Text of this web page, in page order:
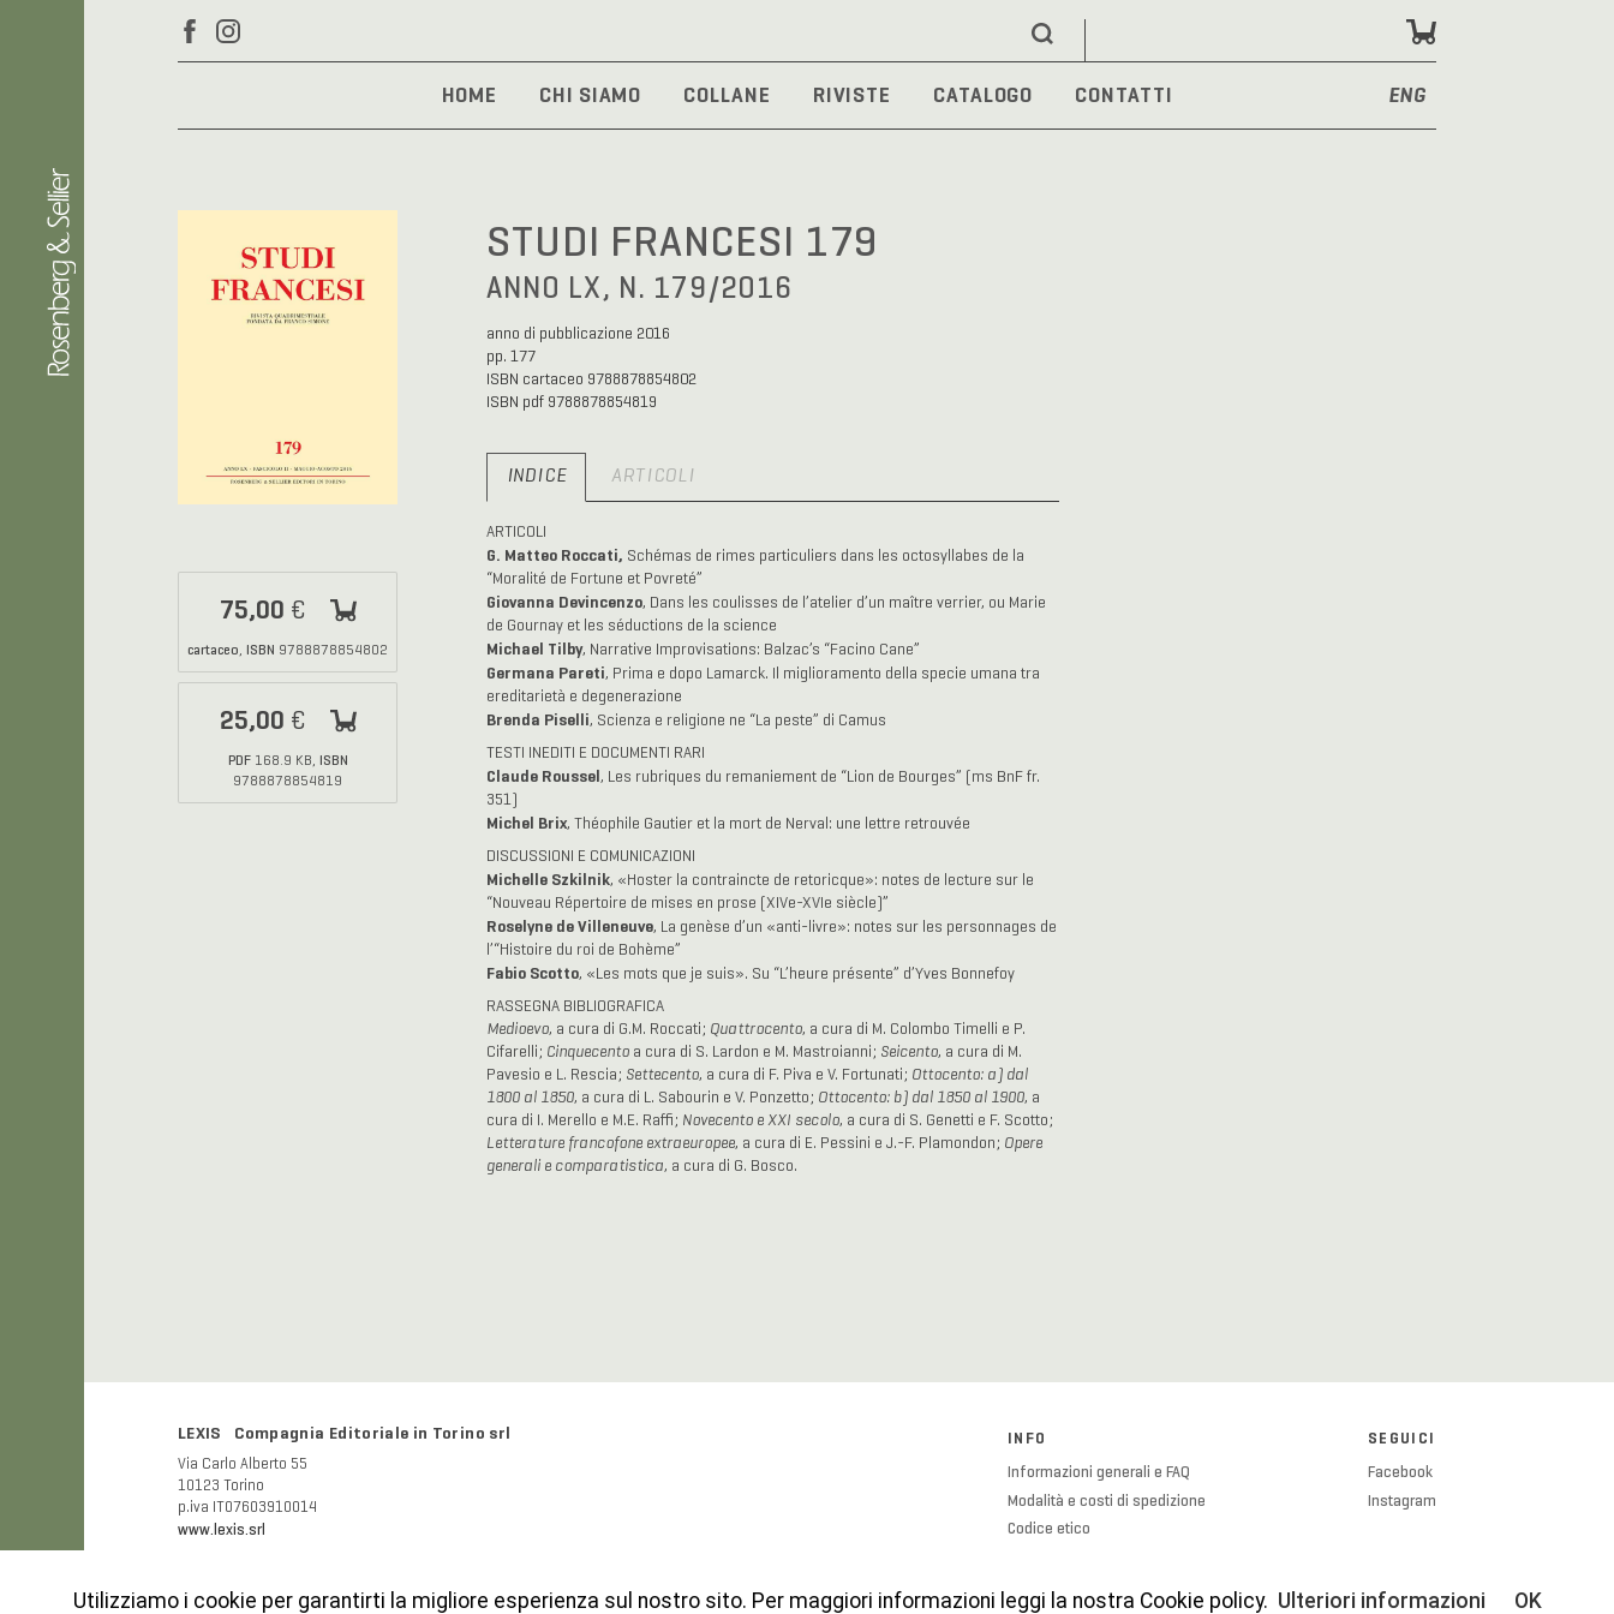
HOME CHI SIAMO COLLANE RIVISTE CATALOGO CONTATTI ENG
75,00 €
cartaceo, ISBN 9788878854802
25,00 €
PDF168.9 KB, ISBN
9788878854819
STUDI FRANCESI 179
ANNO LX, N. 179/2016
anno di pubblicazione 2016
pp. 177
ISBN cartaceo 9788878854802
ISBN pdf 9788878854819
INDICE ARTICOLI
ARTICOLI
G. Matteo Roccati, Schémas de rimes particuliers dans les octosyllabes de la
“Moralité de Fortune et Povreté”
Giovanna Devincenzo, Dans les coulisses de l’atelier d’un maître verrier, ou Marie
de Gournay et les séductions de la science
Michael Tilby, Narrative Improvisations: Balzac’s “Facino Cane”
Germana Pareti, Prima e dopo Lamarck. Il miglioramento della specie umana tra
ereditarietà e degenerazione
Brenda Piselli, Scienza e religione ne “La peste” di Camus
TESTI INEDITI E DOCUMENTI RARI
Claude Roussel, Les rubriques du remaniement de “Lion de Bourges” (ms BnF fr.
351)
Michel Brix, Théophile Gautier et la mort de Nerval: une lettre retrouvée
DISCUSSIONI E COMUNICAZIONI
Michelle Szkilnik, «Hoster la contraincte de retoricque»: notes de lecture sur le
“Nouveau Répertoire de mises en prose (XIVe-XVIe siècle)”
Roselyne de Villeneuve, La genèse d’un «anti-livre»: notes sur les personnages de
l’“Histoire du roi de Bohème”
Fabio Scotto, «Les mots que je suis». Su “L’heure présente” d’Yves Bonnefoy
RASSEGNA BIBLIOGRAFICA
Medioevo, a cura di G.M. Roccati; Quattrocento, a cura di M. Colombo Timelli e P.
Cifarelli; Cinquecentoa cura di S. Lardon e M. Mastroianni; Seicento, a cura di M.
Pavesio e L. Rescia; Settecento, a cura di F. Piva e V. Fortunati; Ottocento: a) dal
1800 al 1850, a cura di L. Sabourin e V. Ponzetto; Ottocento: b) dal 1850 al 1900, a
cura di I. Merello e M.E. Raffi; Novecento e XXI secolo, a cura di S. Genetti e F. Scotto;
Letterature francofone extraeuropee, a cura di E. Pessini e J.-F. Plamondon; Opere
generali e comparatistica, a cura di G. Bosco.
LEXIS Compagnia Editoriale in Torino srl
Via Carlo Alberto 55
10123 Torino
p.iva IT07603910014
www.lexis.srl
INFO
Informazioni generali e FAQ
Modalità e costi di spedizione
Codice etico
SEGUICI
Facebook
Instagram
Utilizziamo i cookie per garantirti la migliore esperienza sul nostro sito. Per maggiori informazioni leggi la nostra Cookie policy. Ulteriori informazioni OK